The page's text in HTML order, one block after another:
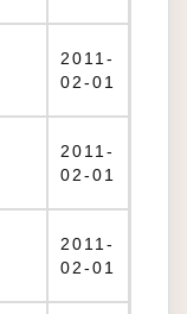
2011-
02-01
2011-
02-01
2011-
02-01